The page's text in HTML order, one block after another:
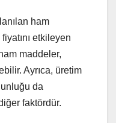
ham
etkileyen
maddeler,
Ayrıca, üretim
da
faktördür.